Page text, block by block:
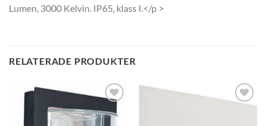
Lumen, 3000 Kelvin. IP65, klass I.</p >
RELATERADE PRODUKTER